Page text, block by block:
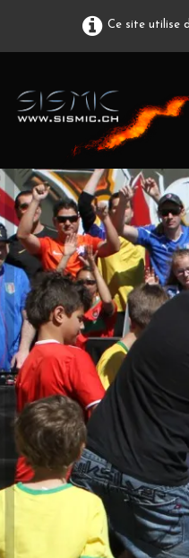
Ce site utilise